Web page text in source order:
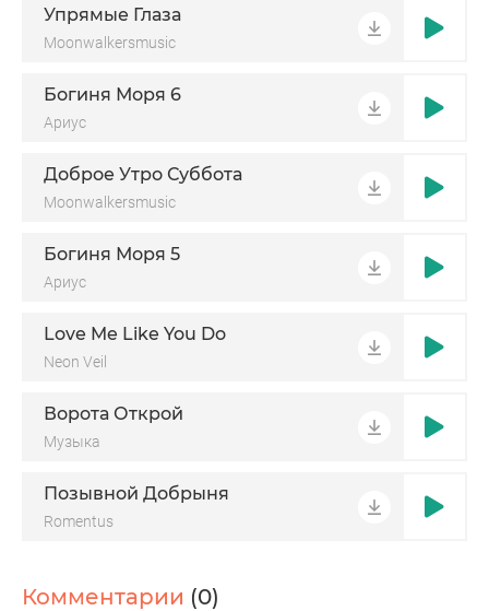
чтобы чей-то мир упал
кто-то бросил фразу мимо,
а другой всю ночь не спал
мы привыкли жить в ролях,
Упрямые Глаза
Moonwalkersmusic
Богиня Моря 6
Ариус
Доброе Утро Суббота
Moonwalkersmusic
Богиня Моря 5
Ариус
Love Me Like You Do
Neon Veil
Ворота Открой
Музыка
Позывной Добрыня
Romentus
Комментарии (0)